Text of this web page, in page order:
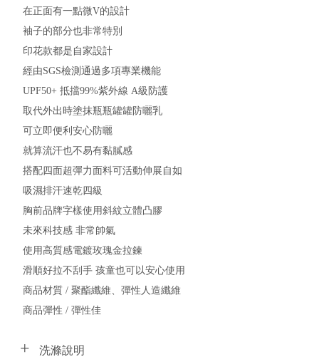
在正面有一點微V的設計
袖子的部分也非常特別
印花款都是自家設計
經由SGS檢測通過多項專業機能
UPF50+ 抵擋99%紫外線 A級防護
取代外出時塗抹瓶瓶罐罐防曬乳
可立即便利安心防曬
就算流汗也不易有黏膩感
搭配四面超彈力面料可活動伸展自如
吸濕排汗速乾四級
胸前品牌字樣使用斜紋立體凸膠
未來科技感 非常帥氣
使用高質感電鍍玫瑰金拉鍊
滑順好拉不刮手 孩童也可以安心使用
商品材質 / 聚酯纖維、彈性人造纖維
商品彈性 / 彈性佳
洗滌說明